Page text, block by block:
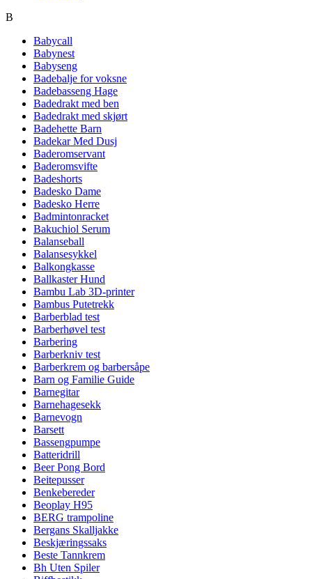
B
Babycall
Babynest
Babyseng
Badebalje for voksne
Badebasseng Hage
Badedrakt med ben
Badedrakt med skjørt
Badehette Barn
Badekar Med Dusj
Baderomservant
Baderomsvifte
Badeshorts
Badesko Dame
Badesko Herre
Badmintonracket
Bakuchiol Serum
Balanseball
Balansesykkel
Balkongkasse
Ballkaster Hund
Bambu Lab 3D-printer
Bambus Putetrekk
Barberblad test
Barberhøvel test
Barbering
Barberkniv test
Barberkrem og barbersåpe
Barn og Familie Guide
Barnegitar
Barnehagesekk
Barnevogn
Barsett
Bassengpumpe
Batteridrill
Beer Pong Bord
Beitepusser
Benkebereder
Beoplay H95
BERG trampoline
Bergans Skalljakke
Beskjæringssaks
Beste Tannkrem
Bh Uten Spiler